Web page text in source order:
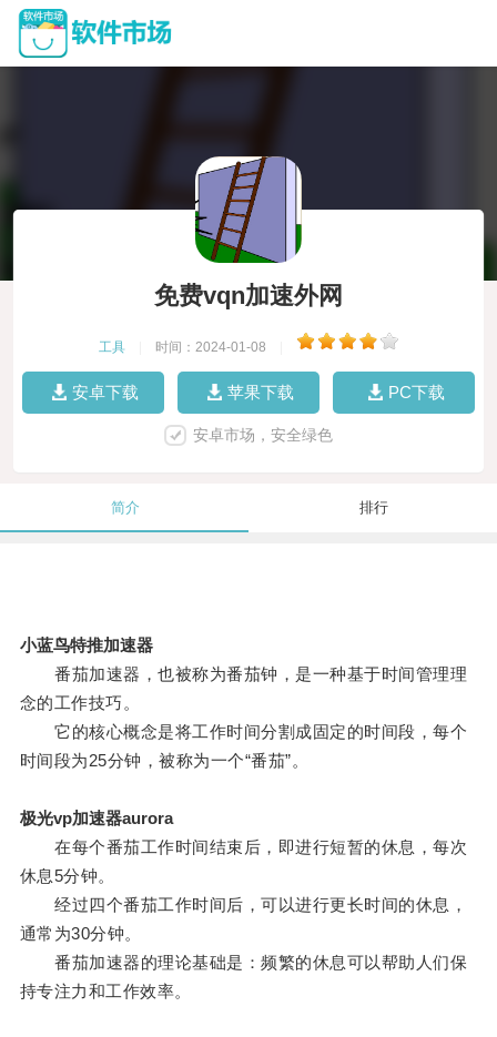
免费vqn加速外网
工具 时间：2024-01-08
安卓下载 苹果下载 PC下载
安卓市场，安全绿色
简介 排行
小蓝鸟特推加速器
番茄加速器，也被称为番茄钟，是一种基于时间管理理
念的工作技巧。
它的核心概念是将工作时间分割成固定的时间段，每个
时间段为25分钟，被称为一个“番茄”。
极光vp加速器aurora
在每个番茄工作时间结束后，即进行短暂的休息，每次
休息5分钟。
经过四个番茄工作时间后，可以进行更长时间的休息，
通常为30分钟。
番茄加速器的理论基础是：频繁的休息可以帮助人们保
持专注力和工作效率。